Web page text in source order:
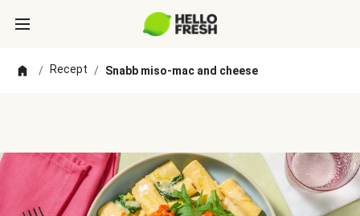
/ Recept / Snabb miso-mac and cheese